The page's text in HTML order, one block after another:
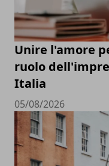
Unire l'amore
ruolo
Italia
05/08/2026